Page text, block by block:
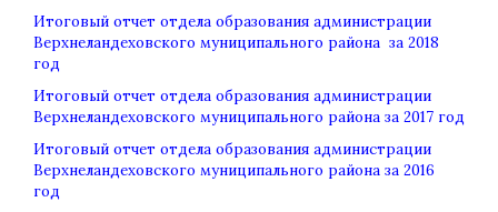
Итоговый отчет отдела образования администрации
Верхнеландеховского муниципального района за 2018
год
Итоговый отчет отдела образования администрации
Верхнеландеховского муниципального района за 2017 год
Итоговый отчет отдела образования администрации
Верхнеландеховского муниципального района за 2016
год